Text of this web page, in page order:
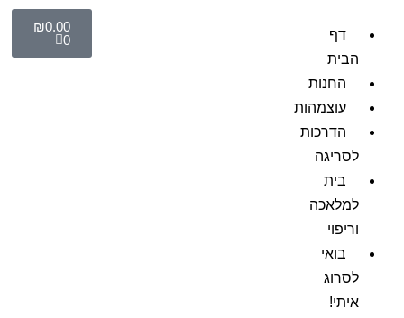
דף
הבית
החנות
עוצמהות
הדרכות
לסריגה
בית
למלאכה
וריפוי
בואי
לסרוג
איתי!
₪0.00
0